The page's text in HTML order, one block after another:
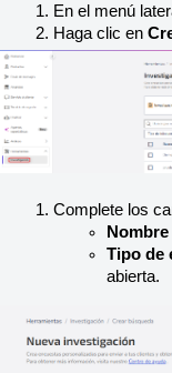
En el menú
Haga clic en
Complete los
Tipo de
abierta.